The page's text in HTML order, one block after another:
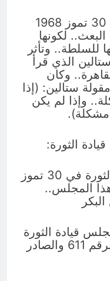
ـ فقد اهتم صدام بعد انقلاب 30 تموز 1968
البعث.. لكونها
للسلطة.. وتأثر
الذي قرأ
وكان
ستالين: (إذا
وإذا لم يكن
الثورة:
ـ عندما شكل مجلس قيادة الثورة في 30 تموز
هذا المجلس..
قيادة الثورة
بموجب قرار هذا المجلس الرقم 611 والصادر